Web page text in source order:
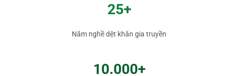
25+
Năm nghề dệt khăn gia truyền
10.000+